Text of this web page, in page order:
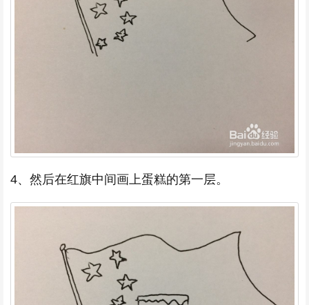
4、然后在红旗中间画上蛋糕的第一层。